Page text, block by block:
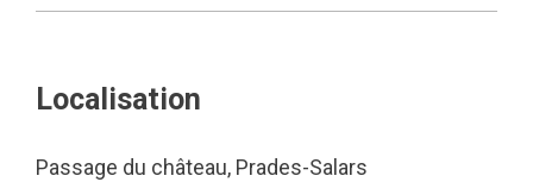
Localisation
Passage du château, Prades-Salars